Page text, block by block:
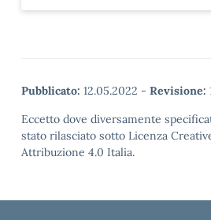
Pubblicato: 12.05.2022 - Revisione:
Eccetto dove diversamente
stato rilasciato sotto Licenza
Attribuzione 4.0 Italia.